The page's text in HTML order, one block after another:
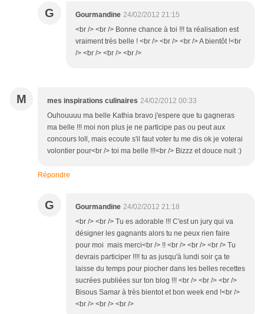
G Gourmandine 24/02/2012 21:15
<br /> <br /> Bonne chance à toi !!! ta réalisation est
vraiment très belle ! <br /> <br /> <br /> A bientôt !<br
/> <br /> <br /> <br />
M mes inspirations culinaires 24/02/2012 00:33
Ouhouuuu ma belle Kathia bravo j'espere que tu gagneras
ma belle !!! moi non plus je ne participe pas ou peut aux
concours loll, mais ecoute s'il faut voter tu me dis ok je voterai
volontier pour<br /> toi ma belle !!!<br /> Bizzz et douce nuit :)
Répondre
G Gourmandine 24/02/2012 21:18
<br /> <br /> Tu es adorable !!! C'est un jury qui va
désigner les gagnants alors tu ne peux rien faire
pour moi mais merci<br /> !! <br /> <br /> <br /> Tu
devrais participer !!!! tu as jusqu'à lundi soir ça te
laisse du temps pour piocher dans les belles recettes
sucrées publiées sur ton blog !!! <br /> <br /> <br />
Bisous Samar à très bientot et bon week end !<br />
<br /> <br /> <br />